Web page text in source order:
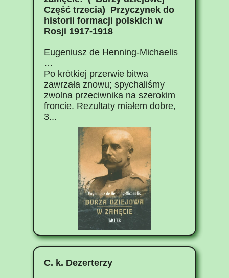
Część trzecia) Przyczynek do
historii formacji polskich w
Rosji 1917-1918
Eugeniusz de Henning-Michaelis
…
Po krótkiej przerwie bitwa
zawrzała znowu; spychaliśmy
zwolna przeciwnika na szerokim
froncie. Rezultaty miałem dobre,
3...
C. k. Dezerterzy